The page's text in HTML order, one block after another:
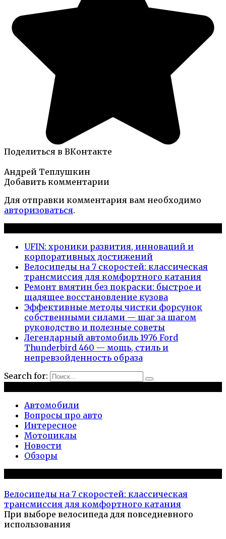
Поделиться в ВКонтакте
Андрей Теплушкин
Добавить комментарии
Для отправки комментария вам необходимо
авторизоваться.
UFIN: хроники развития, инноваций и
корпоративных достижений
Велосипеды на 7 скоростей: классическая
трансмиссия для комфортного катания
Ремонт вмятин без покраски: быстрое и
щадящее восстановление кузова
Эффективные методы чистки форсунок
собственными силами — шаг за шагом
руководство и полезные советы
Легендарный автомобиль 1976 Ford
Thunderbird 460 — мощь, стиль и
непревзойденность образа
Search for:
Автомобили
Вопросы про авто
Интересное
Мотоциклы
Новости
Обзоры
Велосипеды на 7 скоростей: классическая
трансмиссия для комфортного катания
При выборе велосипеда для повседневного
использования